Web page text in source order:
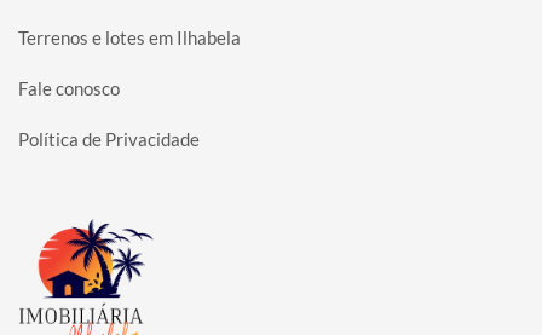
Terrenos e lotes em Ilhabela
Fale conosco
Política de Privacidade
Página inicial